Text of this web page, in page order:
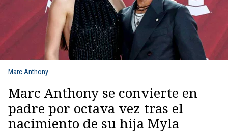
Marc Anthony
Marc Anthony se convierte en
padre por octava vez tras el
nacimiento de su hija Myla